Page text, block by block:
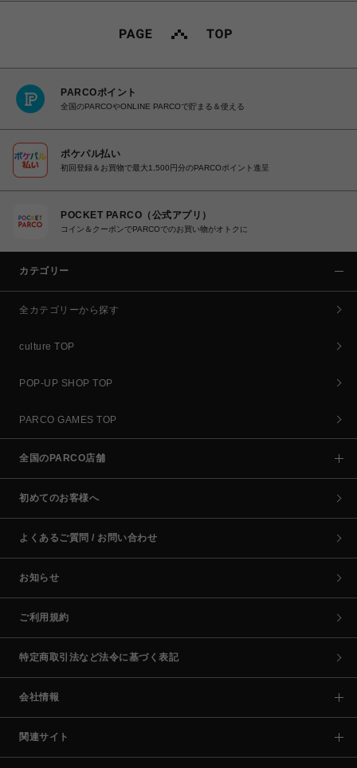
PARCOポイント
全国のPARCOやONLINE PARCOで貯まる＆使える
ポケパル払い
初回登録＆お買物で最大1,500円分のPARCOポイント進呈
POCKET PARCO（公式アプリ）
コイン＆クーポンでPARCOでのお買い物がオトクに
カテゴリー
全カテゴリーから探す
culture TOP
POP-UP SHOP TOP
PARCO GAMES TOP
全国のPARCO店舗
初めてのお客様へ
よくあるご質問 / お問い合わせ
お知らせ
ご利用規約
特定商取引法など法令に基づく表記
会社情報
関連サイト